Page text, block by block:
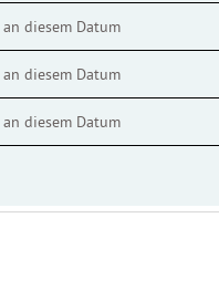
diesem Datum
diesem Datum
diesem Datum